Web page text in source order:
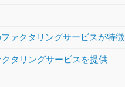
ァクタリングサービスが特徴
タリングサービスを提供